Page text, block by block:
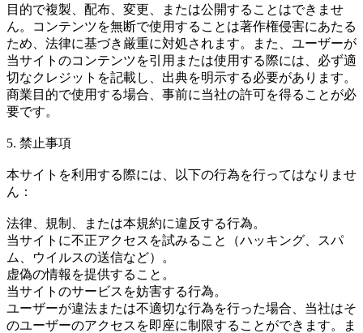
目的で複製、配布、変更、または公開することはできませ
ん。コンテンツを無断で使用することは著作権侵害にあたる
ため、法律に基づき厳重に対処されます。また、ユーザーが
当サイトのコンテンツを引用または使用する際には、必ず適
切なクレジットを記載し、出典を明示する必要があります。
商業目的で使用する場合、事前に当社の許可を得ることが必
要です。
5. 禁止事項
本サイトを利用する際には、以下の行為を行ってはなりませ
ん：
法律、規制、または本規約に違反する行為。
当サイトに不正アクセスを試みること（ハッキング、スパ
ム、ウイルスの送信など）。
虚偽の情報を提供すること。
当サイトのサービスを妨害する行為。
ユーザーが違法または不適切な行為を行った場合、当社はそ
のユーザーのアクセスを即座に制限することができます。ま